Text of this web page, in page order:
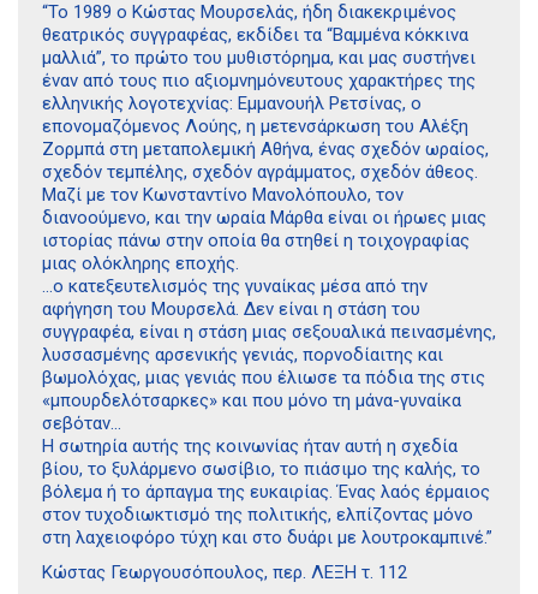
“Το 1989 ο Κώστας Μουρσελάς, ήδη διακεκριµένος
θεατρικός συγγραφέας, εκδίδει τα “Βαµµένα κόκκινα
µαλλιά”, το πρώτο του µυθιστόρηµα, και µας συστήνει
έναν από τους πιο αξιοµνηµόνευτους χαρακτήρες της
ελληνικής λογοτεχνίας: Εµµανουήλ Ρετσίνας, ο
επονοµαζόµενος Λούης, η µετενσάρκωση του Αλέξη
Ζορµπά στη µεταπολεµική Αθήνα, ένας σχεδόν ωραίος,
σχεδόν τεµπέλης, σχεδόν αγράµµατος, σχεδόν άθεος.
Μαζί µε τον Κωνσταντίνο Μανολόπουλο, τον
διανοούµενο, και την ωραία Μάρθα είναι οι ήρωες µιας
ιστορίας πάνω στην οποία θα στηθεί η τοιχογραφίας
µιας ολόκληρης εποχής.
…ο κατεξευτελισµός της γυναίκας µέσα από την
αφήγηση του Μουρσελά. Δεν είναι η στάση του
συγγραφέα, είναι η στάση µιας σεξουαλικά πεινασµένης,
λυσσασµένης αρσενικής γενιάς, πορνοδίαιτης και
βωµολόχας, µιας γενιάς που έλιωσε τα πόδια της στις
«µπουρδελότσαρκες» και που µόνο τη µάνα-γυναίκα
σεβόταν…
Η σωτηρία αυτής της κοινωνίας ήταν αυτή η σχεδία
βίου, το ξυλάρµενο σωσίβιο, το πιάσιµο της καλής, το
βόλεµα ή το άρπαγµα της ευκαιρίας. Ένας λαός έρµαιος
στον τυχοδιωκτισµό της πολιτικής, ελπίζοντας µόνο
στη λαχειοφόρο τύχη και στο δυάρι µε λουτροκαµπινέ.”
Κώστας Γεωργουσόπουλος, περ. ΛΕΞΗ τ. 112